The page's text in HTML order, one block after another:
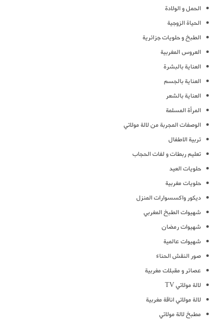
الحمل و الولادة
الحياة الزوجية
الطبخ و حلويات جزائرية
العروس المغربية
العناية بالبشرة
العناية بالجسم
العناية بالشعر
المرأة المسلمة
الوصفات المجربة من لالة مولاتي
تربية الاطفال
تعليم ربطات و لفات الحجاب
حلويات العيد
حلويات مغربية
ديكور واكسسوارات المنزل
شهيوات الطبخ المغربي
شهيوات رمضان
شهيوات عالمية
صور النقش الحناء
عصائر و مقبلات مغربية
لالة مولاتي TV
لالة مولاتي اناقة مغربية
مطبخ لالة مولاتي